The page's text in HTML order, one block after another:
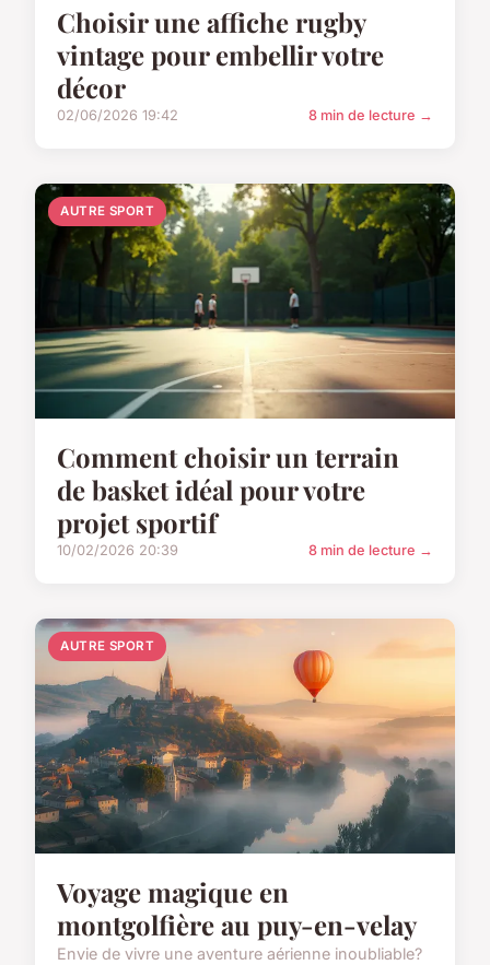
Choisir une affiche rugby
vintage pour embellir votre
décor
02/06/2026 19:42 8 min de lecture →
AUTRE SPORT
Comment choisir un terrain
de basket idéal pour votre
projet sportif
10/02/2026 20:39 8 min de lecture →
AUTRE SPORT
Voyage magique en
montgolfière au puy-en-velay
Envie de vivre une aventure aérienne inoubliable?